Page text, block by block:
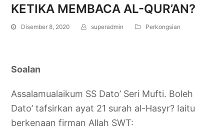
KETIKA MEMBACA AL-QUR’AN?
Disember 8, 2020 superadmin Perkongsian
Soalan
Assalamualaikum SS Dato’ Seri Mufti. Boleh
Dato’ tafsirkan ayat 21 surah al-Hasyr? Iaitu
berkenaan firman Allah SWT: